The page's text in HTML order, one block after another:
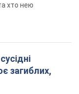
хто нею
загиблих,